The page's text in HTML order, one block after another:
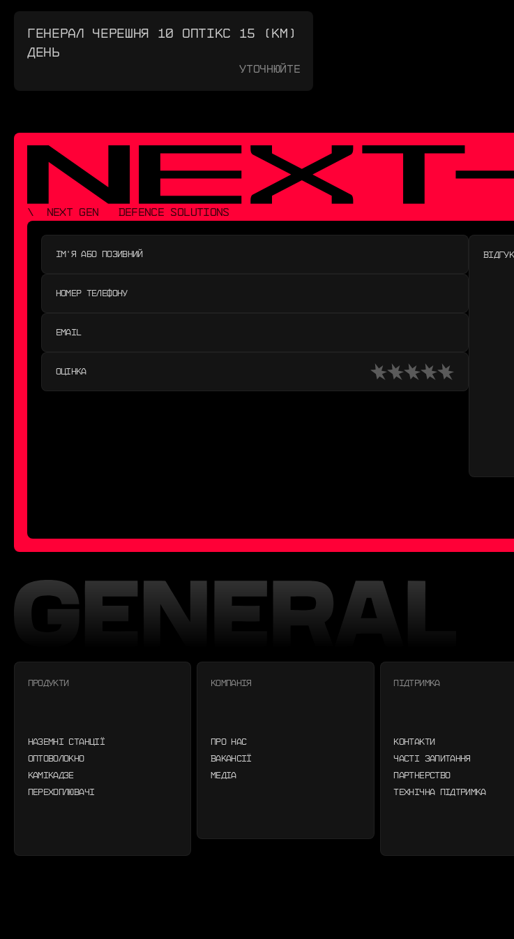
ГЕНЕРАЛ ЧЕРЕШНЯ 10 ОПТІКС 15 (КМ)
ДЕНЬ
Уточнюйте
\  NEXT GEN   DEFENCE SOLUTIONS
ОЦІНКА
ПРОДУКТИ
НАЗЕМНІ СТАНЦІЇ
ОПТОВОЛОКНО
КАМІКАДЗЕ
ПЕРЕХОПЛЮВАЧІ
КОМПАНІЯ
ПРО НАС
ВАКАНСІЇ
МЕДІА
ПІДТРИМКА
КОНТАКТИ
ЧАСТІ ЗАПИТАННЯ
ПАРТНЕРСТВО
ТЕХНІЧНА ПІДТРИМКА